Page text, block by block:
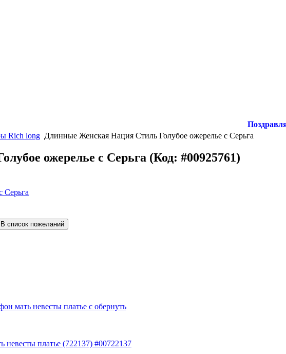
Поздравляем!
Rich long Длинные Женская Нация Стиль Голубое ожерелье с Серьга
ожерелье с Серьга (Код: #00925761)
мать невесты платье с обернуть
платье (722137) #00722137